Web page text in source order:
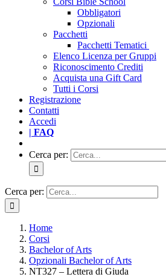
Obbligatori
Opzionali
Pacchetti
Pacchetti Tematici
Elenco Licenza per Gruppi
Riconoscimento Crediti
Acquista una Gift Card
Tutti i Corsi
Registrazione
Contatti
Accedi
| FAQ
Cerca per:
Cerca per:
Home
Corsi
Bachelor of Arts
Opzionali Bachelor of Arts
NT327 – Lettera di Giuda